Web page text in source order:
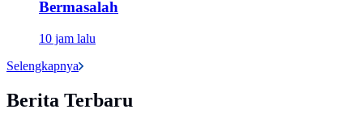
Bermasalah
10 jam lalu
Selengkapnya
Berita Terbaru